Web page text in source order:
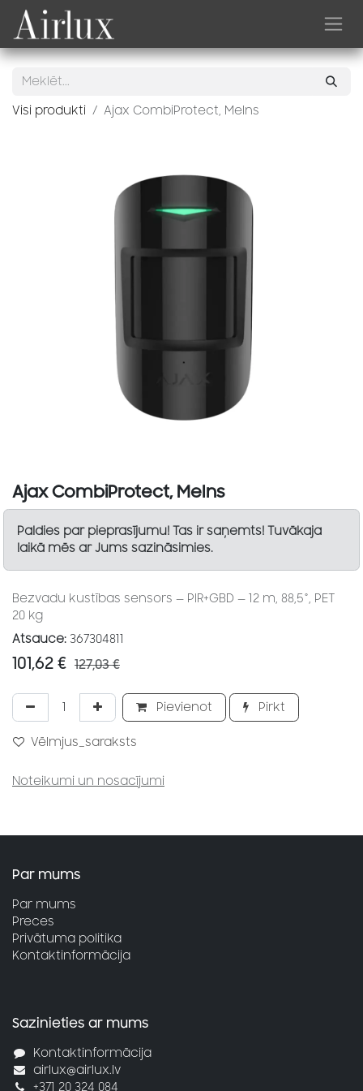
Skip to Content
Visi produkti Ajax CombiProtect, Melns
Ajax CombiProtect, Melns
Paldies par pieprasījumu! Tas ir saņemts! Tuvākaja
laikā mēs ar Jums sazināsimies.
Bezvadu kustības sensors — PIR+GBD — 12 m, 88,5°, PET
20 kg
Atsauce: 367304811
101,62 € 127,03€
Pievienot Pirkt
Vēlmjus_saraksts
Noteikumi un nosacījumi
Par mums
Par mums
Preces
Privātuma politika
Kontaktinformācija
Sazinieties ar mums
Kontaktinformācija
airlux@airlux.lv
+371 20 324 084